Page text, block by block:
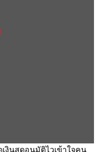
งินสดอนุมัติไวเข้าใจคน